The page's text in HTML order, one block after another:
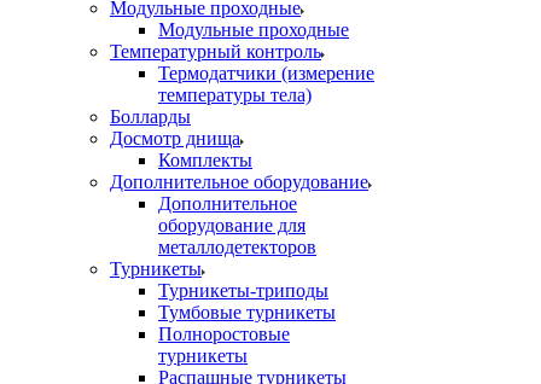
Модульные проходные
Модульные проходные
Температурный контроль
Термодатчики (измерение
температуры тела)
Болларды
Досмотр днища
Комплекты
Дополнительное оборудование
Дополнительное
оборудование для
металлодетекторов
Турникеты
Турникеты-триподы
Тумбовые турникеты
Полноростовые
турникеты
Распашные турникеты